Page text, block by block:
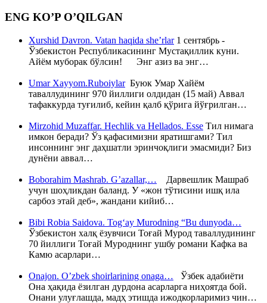
ENG KO’P O’QILGAN
Xurshid Davron. Vatan haqida she’rlar1 сентябрь -
Ўзбекистон Республикасининг Мустақиллик куни.
Айём муборак бўлсин! Энг азиз ва энг…
Umar Xayyom.RuboiylarБуюк Умар Хайём
таваллудининг 970 йиллиги олдидан (15 май) Аввал
тафаккурда туғилиб, кейин қалб қўрига йўғрилган…
Mirzohid Muzaffar. Hechlik va Hellados. Esse Тил нимага
имкон беради? Ўз қафасимизни яратишгами? Тил
инсоннинг энг даҳшатли эринчоқлиги эмасмиди? Биз
дунёни аввал…
Boborahim Mashrab. G’azallar,… Дарвешлик Машраб
учун шоҳликдан баланд. У «жон тўтисини ишқ ила
сарбоз этай деб», жандани кийиб…
Bibi Robia Saidova. Tog‘ay Murodning “Bu dunyoda…
Ўзбекистон халқ ёзувчиси Тоғай Мурод таваллудининг
70 йиллиги Тоғай Муроднинг ушбу романи Кафка ва
Камю асарлари…
Onajon. O’zbek shoirlarining onaga… Ўзбек адабиёти
Она ҳақида ёзилган дурдона асарларга ниҳоятда бой.
Онани улуғлашда, мадҳ этишда ижодкорларимиз чин…